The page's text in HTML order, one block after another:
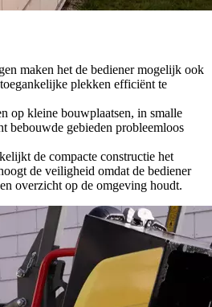
maken het de bediener mogelijk ook
plekken efficiënt te
op kleine bouwplaatsen, in smalle
bebouwde gebieden probleemloos
de compacte constructie het
de veiligheid omdat de bediener
overzicht op de omgeving houdt.